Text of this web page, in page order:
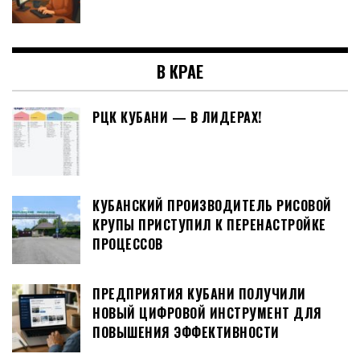
В КРАЕ
РЦК КУБАНИ — В ЛИДЕРАХ!
КУБАНСКИЙ ПРОИЗВОДИТЕЛЬ РИСОВОЙ
КРУПЫ ПРИСТУПИЛ К ПЕРЕНАСТРОЙКЕ
ПРОЦЕССОВ
ПРЕДПРИЯТИЯ КУБАНИ ПОЛУЧИЛИ
НОВЫЙ ЦИФРОВОЙ ИНСТРУМЕНТ ДЛЯ
ПОВЫШЕНИЯ ЭФФЕКТИВНОСТИ